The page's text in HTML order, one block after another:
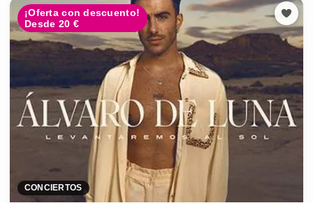
¡Oferta con descuento!
Desde 20 €
CONCIERTOS